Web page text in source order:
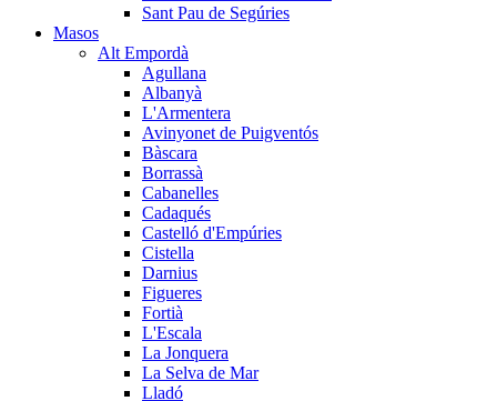
Sant Pau de Segúries
Masos
Alt Empordà
Agullana
Albanyà
L'Armentera
Avinyonet de Puigventós
Bàscara
Borrassà
Cabanelles
Cadaqués
Castelló d'Empúries
Cistella
Darnius
Figueres
Fortià
L'Escala
La Jonquera
La Selva de Mar
Lladó